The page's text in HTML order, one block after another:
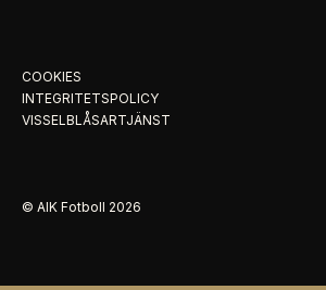
COOKIES
INTEGRITETSPOLICY
VISSELBLÅSARTJÄNST
© AIK Fotboll 2026